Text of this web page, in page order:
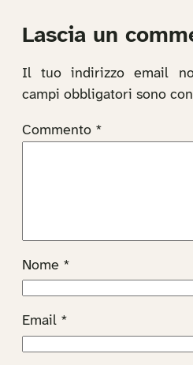
Lascia un
Il tuo indirizzo email
campi obbligatori sono
Commento *
Nome *
Email *